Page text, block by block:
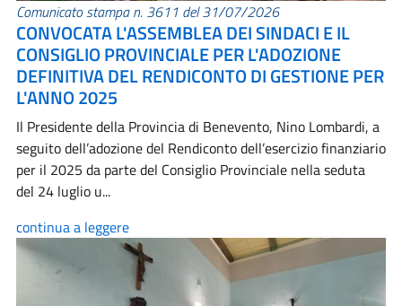
Comunicato stampa n. 3611 del 31/07/2026
CONVOCATA L'ASSEMBLEA DEI SINDACI E IL
CONSIGLIO PROVINCIALE PER L'ADOZIONE
DEFINITIVA DEL RENDICONTO DI GESTIONE PER
L'ANNO 2025
Il Presidente della Provincia di Benevento, Nino Lombardi, a
seguito dell’adozione del Rendiconto dell’esercizio finanziario
per il 2025 da parte del Consiglio Provinciale nella seduta
del 24 luglio u...
continua a leggere